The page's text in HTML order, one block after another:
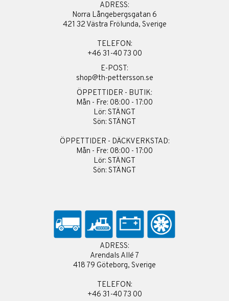
ADRESS:
Norra Långebergsgatan 6
421 32 Västra Frölunda, Sverige
TELEFON:
+46 31-40 73 00
E-POST:
shop@th-pettersson.se
ÖPPETTIDER - BUTIK:
Mån - Fre: 08:00 - 17:00
Lör: STÄNGT
Sön: STÄNGT
ÖPPETTIDER - DÄCKVERKSTAD:
Mån - Fre: 08:00 - 17:00
Lör: STÄNGT
Sön: STÄNGT
ADRESS:
Arendals Allé 7
418 79 Göteborg, Sverige
TELEFON:
+46 31-40 73 00